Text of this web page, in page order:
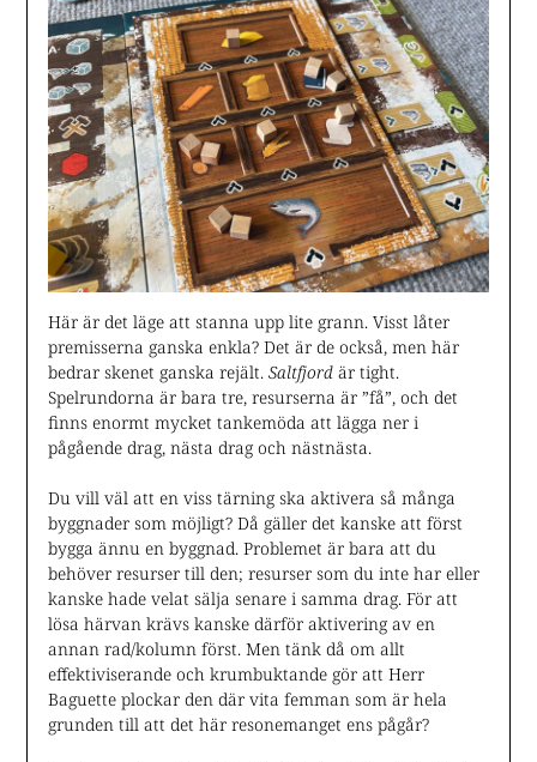
Här är det läge att stanna upp lite grann. Visst låter
premisserna ganska enkla? Det är de också, men här
bedrar skenet ganska rejält. Saltfjordär tight.
Spelrundorna är bara tre, resurserna är ”få”, och det
finns enormt mycket tankemöda att lägga ner i
pågående drag, nästa drag och nästnästa.
Du vill väl att en viss tärning ska aktivera så många
byggnader som möjligt? Då gäller det kanske att först
bygga ännu en byggnad. Problemet är bara att du
behöver resurser till den; resurser som du inte har eller
kanske hade velat sälja senare i samma drag. För att
lösa härvan krävs kanske därför aktivering av en
annan rad/kolumn först. Men tänk då om allt
effektiviserande och krumbuktande gör att Herr
Baguette plockar den där vita femman som är hela
grunden till att det här resonemanget ens pågår?